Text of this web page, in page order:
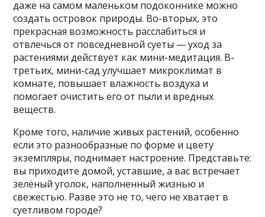
даже на самом маленьком подоконнике можно
создать островок природы. Во-вторых, это
прекрасная возможность расслабиться и
отвлечься от повседневной суеты — уход за
растениями действует как мини-медитация. В-
третьих, мини-сад улучшает микроклимат в
комнате, повышает влажность воздуха и
помогает очистить его от пыли и вредных
веществ.
Кроме того, наличие живых растений, особенно
если это разнообразные по форме и цвету
экземпляры, поднимает настроение. Представьте:
вы приходите домой, уставшие, а вас встречает
зелёный уголок, наполненный жизнью и
свежестью. Разве это не то, чего не хватает в
суетливом городе?